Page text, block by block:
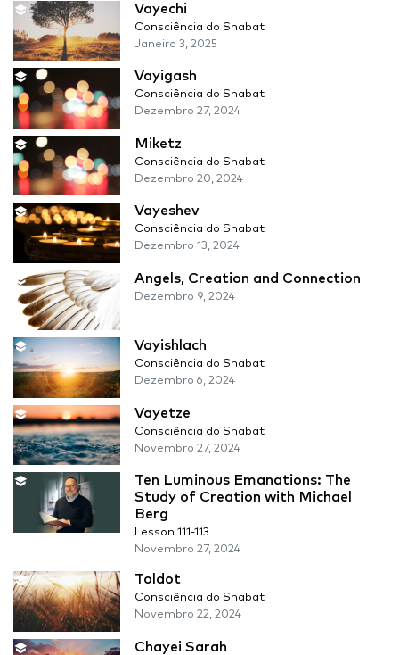
Vayechi
Consciência do Shabat
Janeiro 3, 2025
Vayigash
Consciência do Shabat
Dezembro 27, 2024
Miketz
Consciência do Shabat
Dezembro 20, 2024
Vayeshev
Consciência do Shabat
Dezembro 13, 2024
Angels, Creation and Connection
Dezembro 9, 2024
Vayishlach
Consciência do Shabat
Dezembro 6, 2024
Vayetze
Consciência do Shabat
Novembro 27, 2024
Ten Luminous Emanations: The
Study of Creation with Michael
Berg
Lesson 111-113
Novembro 27, 2024
Toldot
Consciência do Shabat
Novembro 22, 2024
Chayei Sarah